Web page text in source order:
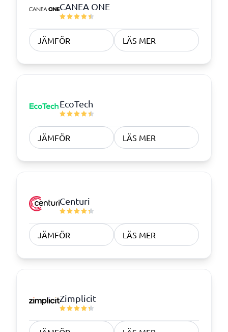
CANEA ONE
JÄMFÖR LÄS MER
EcoTech
JÄMFÖR LÄS MER
Centuri
JÄMFÖR LÄS MER
Zimplicit